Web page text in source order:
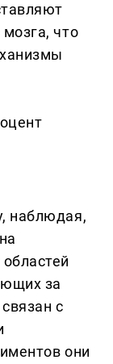
что
наблюдая,
за
с
они